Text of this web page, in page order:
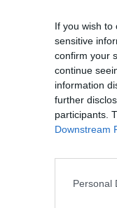
If you wish to
sensitive
confirm your
continue
information
further
participants.
Downstream
Personal
netto
bilancio disponibile.
aggiudicataria di